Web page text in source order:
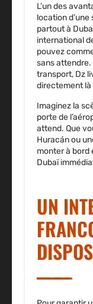
L’un des
location
partout à
international
pouvez
sans attendre.
transport, Dz
directement là
Imaginez la
porte de
attend. Que
Huracán ou
monter à bord
Dubaï
UN